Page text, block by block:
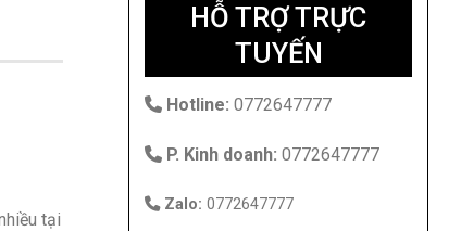
tại
HỖ TRỢ TRỰC
TUYẾN
Hotline: 0772647777
P. Kinh doanh: 0772647777
Zalo: 0772647777